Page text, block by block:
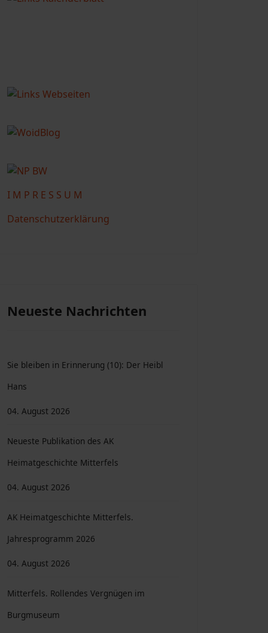
I M P R E S S U M
Datenschutzerklärung
Neueste Nachrichten
Sie bleiben in Erinnerung (10): Der Heibl
Hans
04. August 2026
Neueste Publikation des AK
Heimatgeschichte Mitterfels
04. August 2026
AK Heimatgeschichte Mitterfels.
Jahresprogramm 2026
04. August 2026
Mitterfels. Rollendes Vergnügen im
Burgmuseum